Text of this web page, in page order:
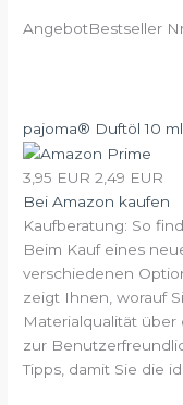
AngebotBestseller
pajoma® Duftöl 10
3,95 EUR 2,49 EUR
Bei Amazon kaufen
Kaufberatung: So
Beim Kauf eines
verschiedenen
zeigt Ihnen, worauf
Materialqualität
zur
Tipps, damit Sie die